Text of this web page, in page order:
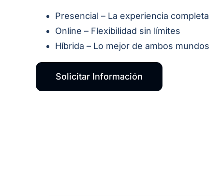
Presencial – La experiencia completa
Online – Flexibilidad sin límites
Híbrida – Lo mejor de ambos mundos
Solicitar Información